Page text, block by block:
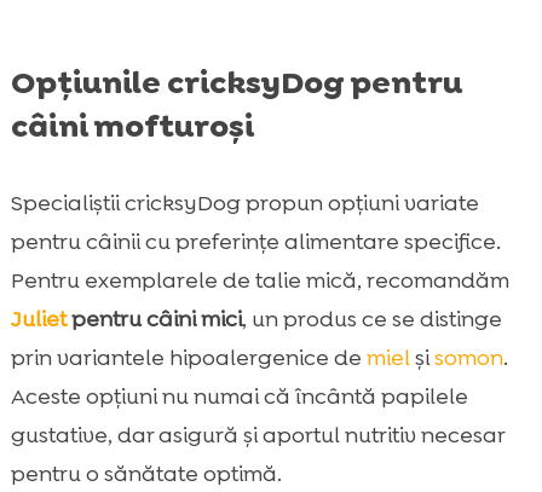
Opțiunile cricksyDog pentru
câini mofturoși
Specialiștii cricksyDog propun opțiuni variate
pentru câinii cu preferințe alimentare specifice.
Pentru exemplarele de talie mică, recomandăm
Julietpentru câini mici, un produs ce se distinge
prin variantele hipoalergenice de mielșisomon.
Aceste opțiuni nu numai că încântă papilele
gustative, dar asigură și aportul nutritiv necesar
pentru o sănătate optimă.